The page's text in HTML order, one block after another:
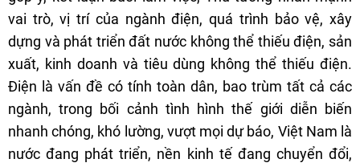
vai trò, vị trí của ngành điện, quá trình bảo vệ, xây
dựng và phát triển đất nước không thể thiếu điện, sản
xuất, kinh doanh và tiêu dùng không thể thiếu điện.
Điện là vấn đề có tính toàn dân, bao trùm tất cả các
ngành, trong bối cảnh tình hình thế giới diễn biến
nhanh chóng, khó lường, vượt mọi dự báo, Việt Nam là
nước đang phát triển, nền kinh tế đang chuyển đổi,